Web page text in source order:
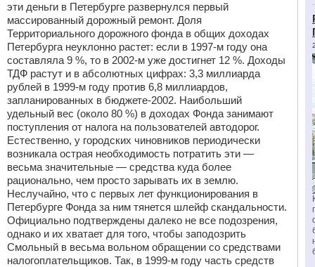
эти деньги в Петербурге развернулся первый
массированный дорожный ремонт. Доля
Территориального дорожного фонда в общих доходах
Петербурга неуклонно растет: если в 1997-м году она
составляла 9 %, то в 2002-м уже достигнет 12 %. Доходы
ТДФ растут и в абсолютных цифрах: 3,3 миллиарда
рублей в 1999-м году против 6,8 миллиардов,
запланированных в бюджете-2002. Наибольший
удельный вес (около 80 %) в доходах Фонда занимают
поступления от налога на пользователей автодорог.
Естественно, у городских чиновников периодически
возникала острая необходимость потратить эти —
весьма значительные — средства куда более
рационально, чем просто зарывать их в землю.
Неслучайно, что с первых лет функционирования в
Петербурге Фонда за ним тянется шлейф скандальности.
Официально подтверждены далеко не все подозрения,
однако и их хватает для того, чтобы заподозрить
Смольный в весьма вольном обращении со средствами
налогоплательщиков. Так, в 1999-м году часть средств